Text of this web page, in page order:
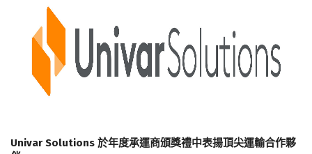
Univar Solutions 於年度承運商頒獎禮中表揚頂尖運輸合作夥